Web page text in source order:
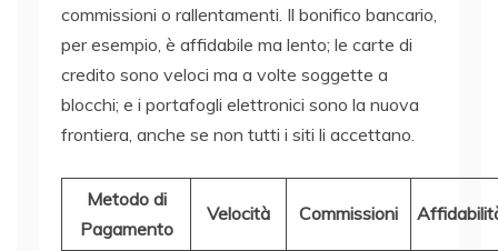
commissioni o rallentamenti. Il bonifico bancario,
per esempio, è affidabile ma lento; le carte di
credito sono veloci ma a volte soggette a
blocchi; e i portafogli elettronici sono la nuova
frontiera, anche se non tutti i siti li accettano.
Metodo di
Pagamento
Velocità Commissioni